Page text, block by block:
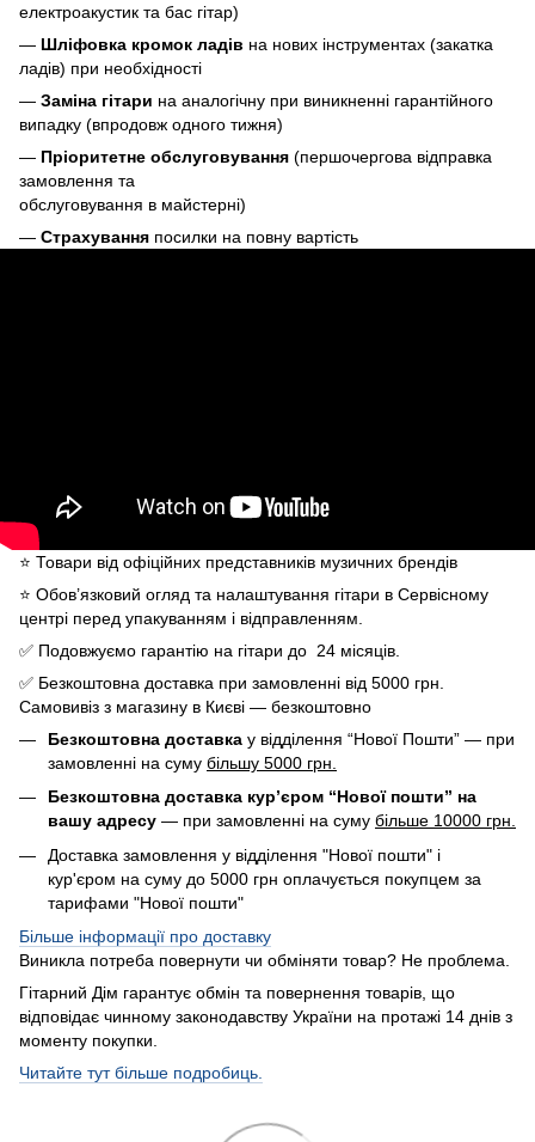
електроакустик та бас гітар)
— Шліфовка кромок ладів на нових інструментах (закатка
ладів) при необхідності
— Заміна гітари на аналогічну при виникненні гарантійного
випадку (впродовж одного тижня)
— Пріоритетне обслуговування (першочергова відправка
замовлення та
обслуговування в майстерні)
— Страхування посилки на повну вартість
⭐️ Товари від офіційних представників музичних брендів
⭐️ Обов’язковий огляд та налаштування гітари в Сервісному
центрі перед упакуванням і відправленням.
✅ Подовжуємо гарантію на гітари до 24 місяців.
✅ Безкоштовна доставка при замовленні від 5000 грн.
Самовивіз з магазину в Києві — безкоштовно
Безкоштовна доставка у відділення “Нової Пошти” — при
замовленні на суму більшу 5000 грн.
Безкоштовна доставка кур’єром “Нової пошти” на
вашу адресу — при замовленні на суму більше 10000 грн.
Доставка замовлення у відділення "Нової пошти" і
кур'єром на суму до 5000 грн оплачується покупцем за
тарифами "Нової пошти"
Більше інформації про доставку
Виникла потреба повернути чи обміняти товар? Не проблема.
Гітарний Дім гарантує обмін та повернення товарів, що
відповідає чинному законодавству України на протажі 14 днів з
моменту покупки.
Читайте тут більше подробиць.